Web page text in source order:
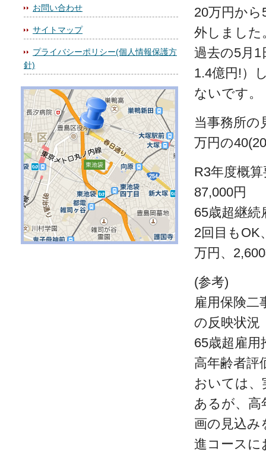
20万円か
外しました
過去の5月1
1.4億円!）
ないです。
当事務所の
万円の
R3年度概
87,000円
65歳超継続
2回目もOK
万円、
(参考)
雇用保険二
の反映状況
65歳超雇
高年齢者評
おいては、
あるが、高
画の見込み
進コースに
お問い合わせ
サイトマップ
プライバシーポリシー(個人情報保護方
針)